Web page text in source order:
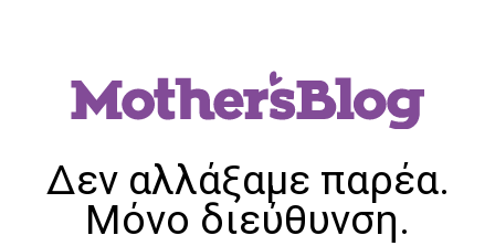
Δεν αλλάξαμε παρέα.
Μόνο διεύθυνση.